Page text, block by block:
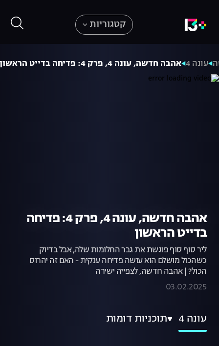
קטגוריות
עונה 4 אהבה חדשה, עונה 4, פרק 4: פדיחה בדייט הראשון
אהבה חדשה, עונה 4, פרק 4: פדיחה
בדייט הראשון
ליר סוף סוף פוגשת את גבר החלומות שלה, אבל בדיוק
כשהכול מושלם הוא עושה פדיחה ענקית - האם זה יהרוס
הכול? | אהבה חדשה, לצפייה ישירה
03.02.2025
עונה 4 תוכניות דומות